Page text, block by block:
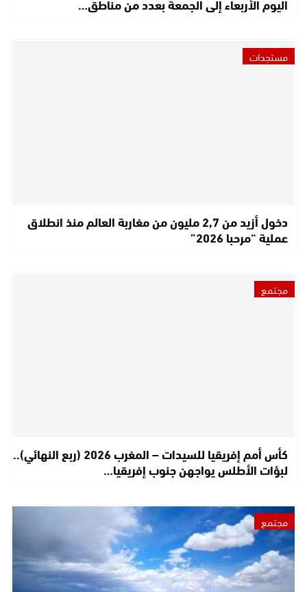
مستجدات
دخول أزيد من 2,7 مليون من مغاربة العالم منذ انطلاق
عملية “مرحبا 2026”
مجتمع
كأس أمم إفريقيا للسيدات – المغرب 2026 (ربع النهائي)..
لبؤات الأطلس يواجهن جنوب إفريقيا…
مجتمع